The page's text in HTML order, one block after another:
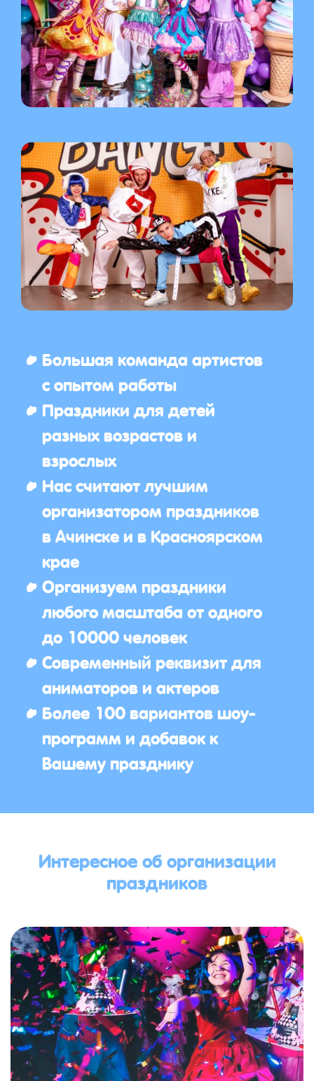
Большая команда артистов
с опытом работы
Праздники для детей
разных возрастов и
взрослых
Нас считают лучшим
организатором праздников
в Ачинске и в Красноярском
крае
Организуем праздники
любого масштаба от одного
до 10000 человек
Современный реквизит для
аниматоров и актеров
Более 100 вариантов шоу-
программ и добавок к
Вашему празднику
Интересное об организации
праздников